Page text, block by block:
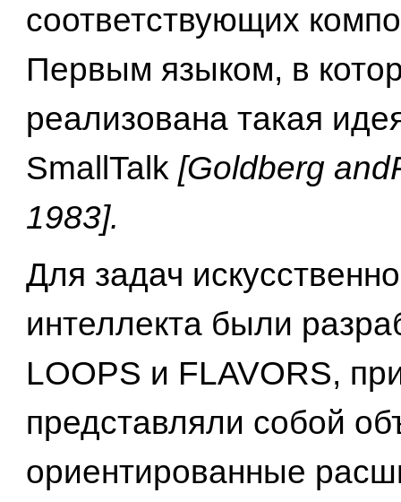
соответствующих
Первым языком, в
реализована такая
SmallTalk [Goldberg
1983].
Для задач
интеллекта были
LOOPS и FLAVORS,
представляли собой
ориентированные